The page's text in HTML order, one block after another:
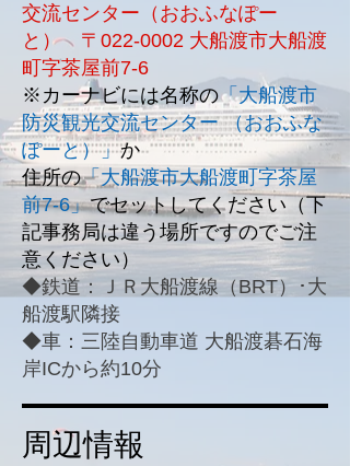
交流センター（おおふなぽー
と）〒022-0002 大船渡市大船渡
町字茶屋前7-6
※カーナビには名称の「大船渡市
防災観光交流センター （おおふな
ぽーと）」か
住所の「大船渡市大船渡町字茶屋
前7-6」でセットしてください （下
記事務局は違う場所ですのでご注
意ください）
◆鉄道：ＪＲ大船渡線（BRT）･大
船渡駅隣接
◆車：三陸自動車道 大船渡碁石海
岸ICから約10分
周辺情報